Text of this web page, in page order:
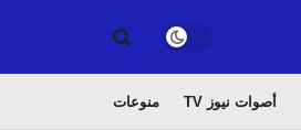
أصوات نيوز TV منوعات